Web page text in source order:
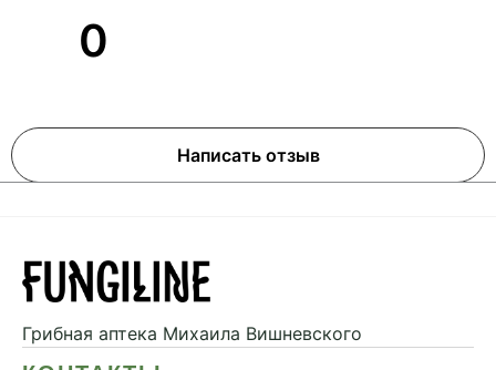
0
Написать отзыв
Грибная аптека Михаила Вишневского